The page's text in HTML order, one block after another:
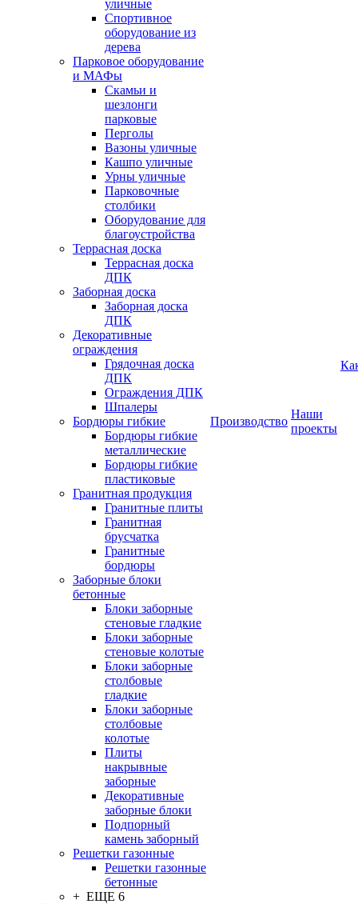
уличные
Спортивное
оборудование из
дерева
Парковое оборудование
и МАФы
Скамьи и
шезлонги
парковые
Перголы
Вазоны уличные
Кашпо уличные
Урны уличные
Парковочные
столбики
Оборудование для
благоустройства
Террасная доска
Террасная доска
ДПК
Заборная доска
Заборная доска
ДПК
Декоративные
ограждения
Грядочная доска
ДПК
Ограждения ДПК
Шпалеры
Бордюры гибкие
Бордюры гибкие
металлические
Бордюры гибкие
пластиковые
Гранитная продукция
Гранитные плиты
Гранитная
брусчатка
Гранитные
бордюры
Заборные блоки
бетонные
Блоки заборные
стеновые гладкие
Блоки заборные
стеновые колотые
Блоки заборные
столбовые
гладкие
Блоки заборные
столбовые
колотые
Плиты
накрывные
заборные
Декоративные
заборные блоки
Подпорный
камень заборный
Решетки газонные
Решетки газонные
бетонные
+ ЕЩЕ 6
Производство
Наши
проекты